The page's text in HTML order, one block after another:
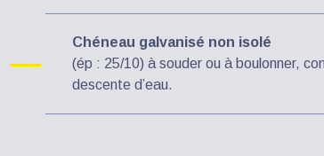
Chéneau galvanisé non isolé
(ép : 25/10) à souder ou à boulonner,
descente d’eau.